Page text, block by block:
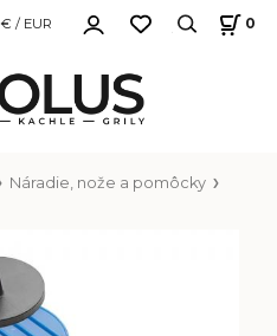
€ / EUR 0
Náradie, nože a pomôcky